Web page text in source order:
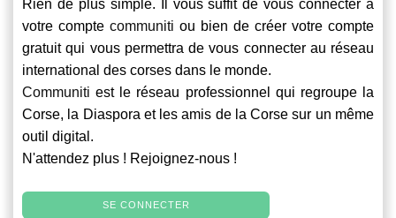
Rien de plus simple. Il vous suffit de vous connecter à
votre compte communiti ou bien de créer votre compte
gratuit qui vous permettra de vous connecter au réseau
international des corses dans le monde.
Communiti est le réseau professionnel qui regroupe la
Corse, la Diaspora et les amis de la Corse sur un même
outil digital.
N'attendez plus ! Rejoignez-nous !
SE CONNECTER